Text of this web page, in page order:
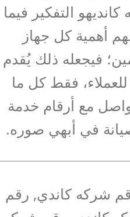
التفكير فيما
أهمية كل جهاز
فيجعله ذلك يُقدم
فقط كل ما
مع أرقام خدمة
في أبهي صوره.
شركه كاندي, رقم